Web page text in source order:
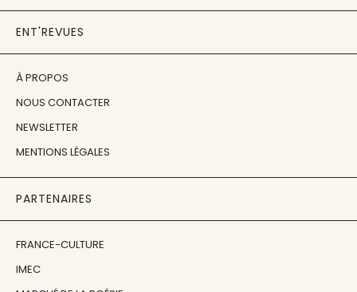
ENT'REVUES
À PROPOS
NOUS CONTACTER
NEWSLETTER
MENTIONS LÉGALES
PARTENAIRES
FRANCE-CULTURE
IMEC